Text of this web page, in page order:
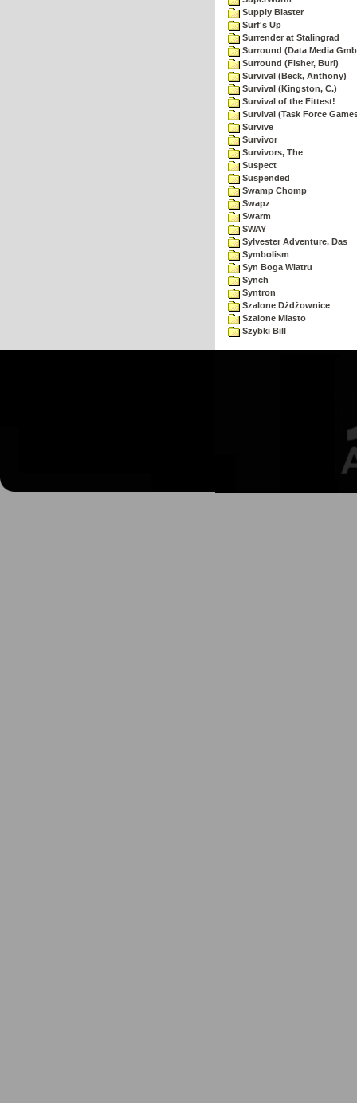
Supply Blaster
Surf's Up
Surrender at Stalingrad
Surround (Data Media
Surround (Fisher, Burl)
Survival (Beck, Anthony)
Survival (Kingston, C.)
Survival of the Fittest!
Survival (Task Force
Survive
Survivor
Survivors, The
Suspect
Suspended
Swamp Chomp
Swapz
Swarm
SWAY
Sylvester Adventure, Das
Symbolism
Syn Boga Wiatru
Synch
Syntron
Szalone Dżdżownice
Szalone Miasto
Szybki Bill